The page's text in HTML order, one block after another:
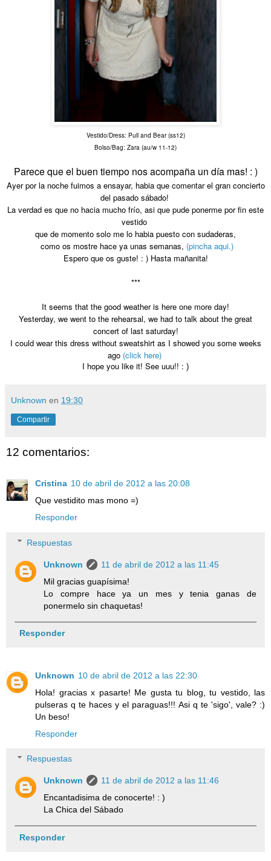
Vestido/Dress: Pull and Bear (ss12)
Bolso/Bag: Zara (au/w 11-12)
Parece que el buen tiempo nos acompaña un día mas! : )
Ayer por la noche fuimos a ensayar, habia que comentar el gran concierto
del pasado sábado!
La verdad es que no hacia mucho frío, asi que pude ponerme por fin este
vestido
que de momento solo me lo habia puesto con sudaderas,
como os mostre hace ya unas semanas, (pincha aqui.)
Espero que os guste! : ) Hasta mañanita!
***
It seems that the good weather is here one more day!
Yesterday, we went to the rehearsal, we had to talk about the great
concert of last saturday!
I could wear this dress without sweatshirt as I showed you some weeks
ago (click here)
I hope you like it! See uuu!! : )
Unknown en 19:30
Compartir
12 comentarios:
Cristina 10 de abril de 2012 a las 20:08
Que vestidito mas mono =)
Responder
Respuestas
Unknown
11 de abril de 2012 a las 11:45
Mil gracias guapísima!
Lo compre hace ya un mes y tenia ganas de
ponermelo sin chaquetas!
Responder
Unknown 10 de abril de 2012 a las 22:30
Hola! gracias x pasarte! Me gusta tu blog, tu vestido, las
pulseras q te haces y el paraguas!!! Asi q te 'sigo', vale? :)
Un beso!
Responder
Respuestas
Unknown
11 de abril de 2012 a las 11:46
Encantadisima de conocerte! : )
La Chica del Sábado
Responder